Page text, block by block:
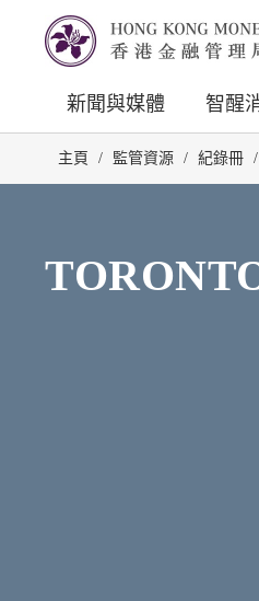
新聞與媒體 智醒
主頁 / 監管資源 / 紀錄冊 /